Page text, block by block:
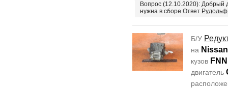
Вопрос (12.10.2020): Добрый
нужна в сборе Ответ
Б/У
на
кузов
двигатель